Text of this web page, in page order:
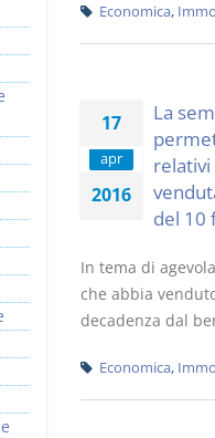
Economica,
17
apr
2016
La
relativi
del 10
In tema di
che abbia
decadenza dal
Economica,